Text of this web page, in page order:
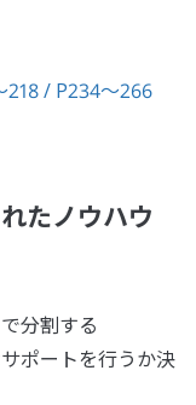
218 / P234〜266
たノウハウ
分割する
ポートを行うか決